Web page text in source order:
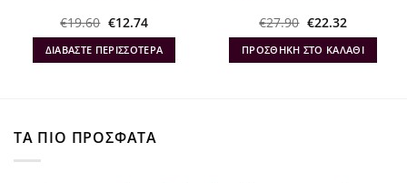
€19.60 Original
price
was:
€19.60.
€12.74Η
τρέχουσα
τιμή
είναι:
€12.74.
ΔΙΑΒΆΣΤΕ ΠΕΡΙΣΣΌΤΕΡΑ
€27.90 Original
price
was:
€27.90.
€22.32Η
τρέχουσα
τιμή
είναι:
€22.32.
ΠΡΟΣΘΉΚΗ ΣΤΟ ΚΑΛΆΘΙ
ΤΑ ΠΙΟ ΠΡΟΣΦΑΤΑ